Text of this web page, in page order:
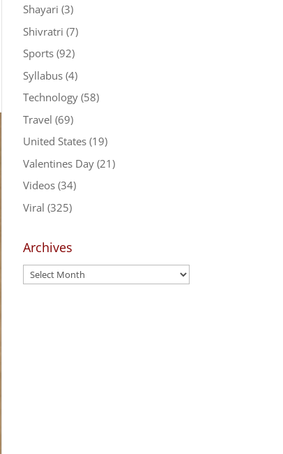
Shayari (3)
Shivratri (7)
Sports(92)
Syllabus(4)
Technology(58)
Travel (69)
United States(19)
Valentines Day(21)
Videos(34)
Viral (325)
Archives
Archives